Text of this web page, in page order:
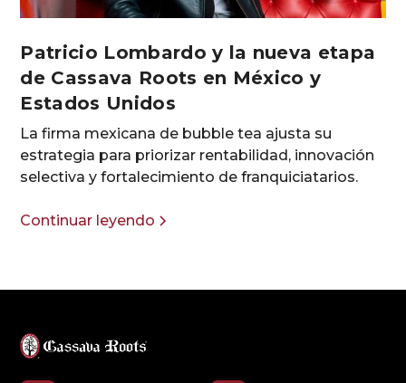
Patricio Lombardo y la nueva etapa
de Cassava Roots en México y
Estados Unidos
La firma mexicana de bubble tea ajusta su
estrategia para priorizar rentabilidad, innovación
selectiva y fortalecimiento de franquiciatarios.
Continuar leyendo